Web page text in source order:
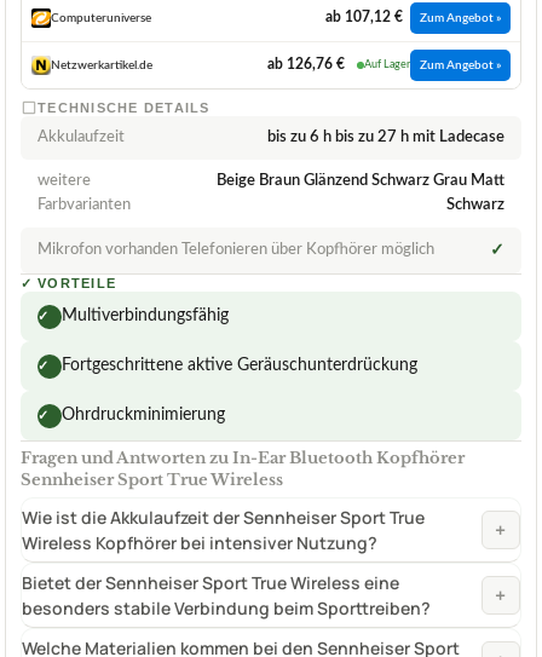
Computeruniverse ab 107,12 € Zum Angebot »
Netzwerkartikel.de ab 126,76 € Auf Lager Zum Angebot »
TECHNISCHE DETAILS
Akkulaufzeit bis zu 6 h bis zu 27 h mit Ladecase
weitere
Farbvarianten
Beige Braun Glänzend Schwarz Grau Matt
Schwarz
Mikrofon vorhanden Telefonieren über Kopfhörer möglich ✓
✓ VORTEILE
✓ Multiverbindungsfähig
✓ Fortgeschrittene aktive Geräuschunterdrückung
✓ Ohrdruckminimierung
Fragen und Antworten zu In-Ear Bluetooth Kopfhörer
Sennheiser Sport True Wireless
Wie ist die Akkulaufzeit der Sennheiser Sport True
Wireless Kopfhörer bei intensiver Nutzung?
+
Bietet der Sennheiser Sport True Wireless eine
besonders stabile Verbindung beim Sporttreiben?
+
Welche Materialien kommen bei den Sennheiser Sport